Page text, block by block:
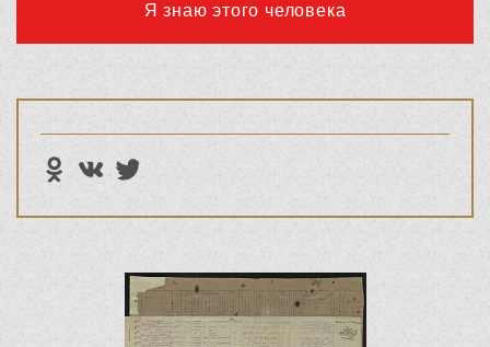
Я знаю этого человека